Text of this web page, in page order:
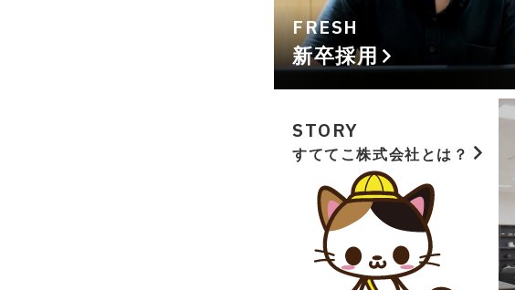
FRESH
新卒採用
STORY
すててこ株式会社とは？